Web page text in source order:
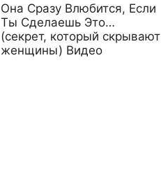
Она Сразу Влюбится, Если
Ты Сделаешь Это…
(секрет, который скрывают
женщины) Видео